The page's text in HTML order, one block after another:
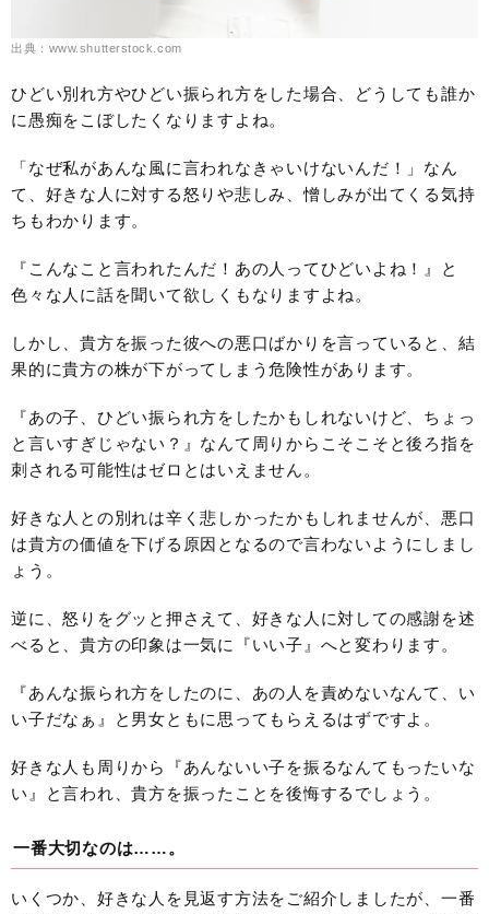
出典：www.shutterstock.com
ひどい別れ方やひどい振られ方をした場合、どうしても誰か
に愚痴をこぼしたくなりますよね。
「なぜ私があんな風に言われなきゃいけないんだ！」なん
て、好きな人に対する怒りや悲しみ、憎しみが出てくる気持
ちもわかります。
『こんなこと言われたんだ！あの人ってひどいよね！』と
色々な人に話を聞いて欲しくもなりますよね。
しかし、貴方を振った彼への悪口ばかりを言っていると、結
果的に貴方の株が下がってしまう危険性があります。
『あの子、ひどい振られ方をしたかもしれないけど、ちょっ
と言いすぎじゃない？』なんて周りからこそこそと後ろ指を
刺される可能性はゼロとはいえません。
好きな人との別れは辛く悲しかったかもしれませんが、悪口
は貴方の価値を下げる原因となるので言わないようにしまし
ょう。
逆に、怒りをグッと押さえて、好きな人に対しての感謝を述
べると、貴方の印象は一気に『いい子』へと変わります。
『あんな振られ方をしたのに、あの人を責めないなんて、い
い子だなぁ』と男女ともに思ってもらえるはずですよ。
好きな人も周りから『あんないい子を振るなんてもったいな
い』と言われ、貴方を振ったことを後悔するでしょう。
一番大切なのは……。
いくつか、好きな人を見返す方法をご紹介しましたが、一番